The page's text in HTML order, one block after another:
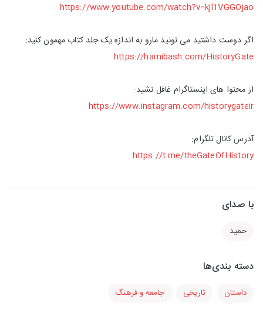
https://www.youtube.com/watch?v=kjl1VGGOjao
اگر دوست داشتید می تونید مارو به اندازه یک جلد کتاب مهمون کنید:
https://hamibash.com/HistoryGate
از محتوا های اینستاگرام غافل نشید:
https://www.instagram.com/historygateir
آدرس کانال تلگرام:
https://t.me/theGateOfHistory
با صدای
حمید
دسته بندی‌ها
داستان تاریخی جامعه و فرهنگ